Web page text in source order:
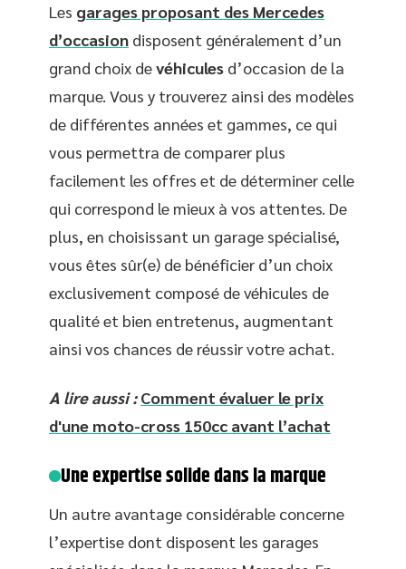
Les garages proposant des Mercedes
d’occasion disposent généralement d’un
grand choix devéhicules d’occasion de la
marque. Vous y trouverez ainsi des modèles
de différentes années et gammes, ce qui
vous permettra de comparer plus
facilement les offres et de déterminer celle
qui correspond le mieux à vos attentes. De
plus, en choisissant un garage spécialisé,
vous êtes sûr(e) de bénéficier d’un choix
exclusivement composé de véhicules de
qualité et bien entretenus, augmentant
ainsi vos chances de réussir votre achat.
A lire aussi : Comment évaluer le prix
d'une moto-cross 150cc avant l’achat
Une expertise solide dans la marque
Un autre avantage considérable concerne
l’expertise dont disposent les garages